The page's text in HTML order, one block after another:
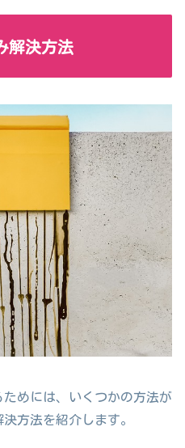
解決方法
めには、いくつかの方法が
方法を紹介します。